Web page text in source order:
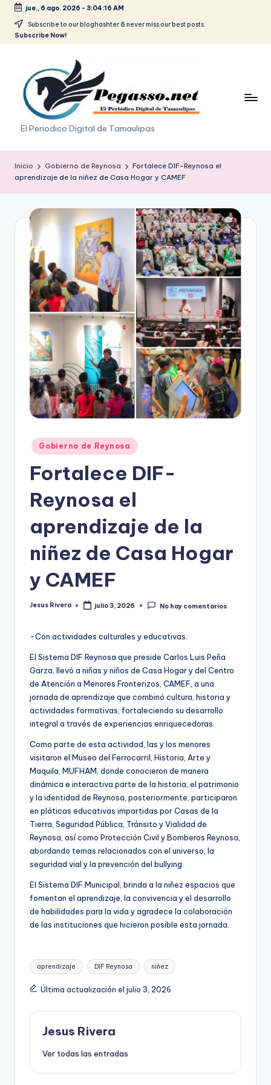
Saltar
jue., 6 ago. 2026 - 3:04:16 AM
Subscribe to our bloghashter & never miss our best posts.
Subscribe Now!
p
e
g
a
o
p
El Periodico Digital de Tamaulipas
Inicio Gobierno de Reynosa
Fortalece DIF-Reynosa el
aprendizaje de la niñez de Casa Hogar y CAMEF
Publicado
en
Gobierno de Reynosa
Fortalece DIF-
Reynosa el
aprendizaje de la
niñez de Casa Hogar
y CAMEF
Publicado
Jesus Rivera julio 3, 2026 No hay comentarios
-Con actividades culturales y educativas.
El Sistema DIF Reynosa que preside Carlos Luis Peña
Garza, llevó a niñas y niños de Casa Hogar y del Centro
de Atención a Menores Fronterizos, CAMEF, a una
jornada de aprendizaje que combinó cultura, historia y
actividades formativas, fortaleciendo su desarrollo
integral a través de experiencias enriquecedoras.
Como parte de esta actividad, las y los menores
visitaron el Museo del Ferrocarril, Historia, Arte y
Maquila, MUFHAM, donde conocieron de manera
dinámica e interactiva parte de la historia, el patrimonio
y la identidad de Reynosa, posteriormente, participaron
en pláticas educativas impartidas por Casas de la
Tierra, Seguridad Pública, Tránsito y Vialidad de
Reynosa, así como Protección Civil y Bomberos Reynosa,
abordando temas relacionados con el universo, la
seguridad vial y la prevención del bullying.
El Sistema DIF Municipal, brinda a la niñez espacios que
fomentan el aprendizaje, la convivencia y el desarrollo
de habilidades para la vida y agradece la colaboración
de las instituciones que hicieron posible esta jornada.
Etiquetas:
aprendizaje DIF Reynosa niñez
Última actualización el julio 3, 2026
Jesus Rivera
Ver todas las entradas